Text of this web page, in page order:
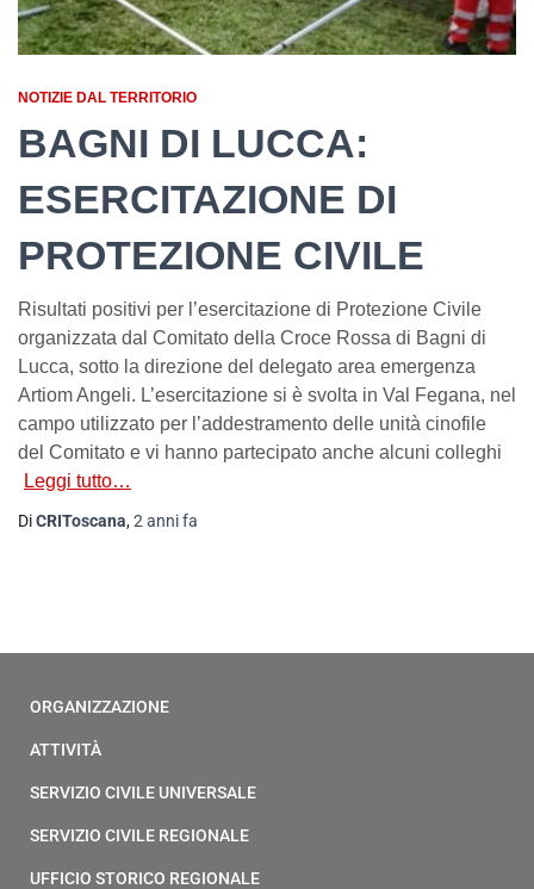
NOTIZIE DAL TERRITORIO
BAGNI DI LUCCA:
ESERCITAZIONE DI
PROTEZIONE CIVILE
Risultati positivi per l’esercitazione di Protezione Civile
organizzata dal Comitato della Croce Rossa di Bagni di
Lucca, sotto la direzione del delegato area emergenza
Artiom Angeli. L’esercitazione si è svolta in Val Fegana, nel
campo utilizzato per l’addestramento delle unità cinofile
del Comitato e vi hanno partecipato anche alcuni colleghi
Leggi tutto…
DiCRIToscana,2 annifa
ORGANIZZAZIONE
ATTIVITÀ
SERVIZIO CIVILE UNIVERSALE
SERVIZIO CIVILE REGIONALE
UFFICIO STORICO REGIONALE